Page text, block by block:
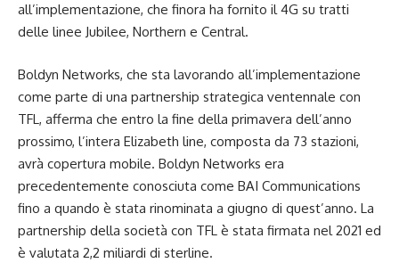
all’implementazione, che finora ha fornito il 4G su tratti
delle linee Jubilee, Northern e Central.
Boldyn Networks, che sta lavorando all’implementazione
come parte di una partnership strategica ventennale con
TFL, afferma che entro la fine della primavera dell’anno
prossimo, l’intera Elizabeth line, composta da 73 stazioni,
avrà copertura mobile. Boldyn Networks era
precedentemente conosciuta come BAI Communications
fino a quando è stata rinominata a giugno di quest’anno. La
partnership della società con TFL è stata firmata nel 2021 ed
è valutata 2,2 miliardi di sterline.